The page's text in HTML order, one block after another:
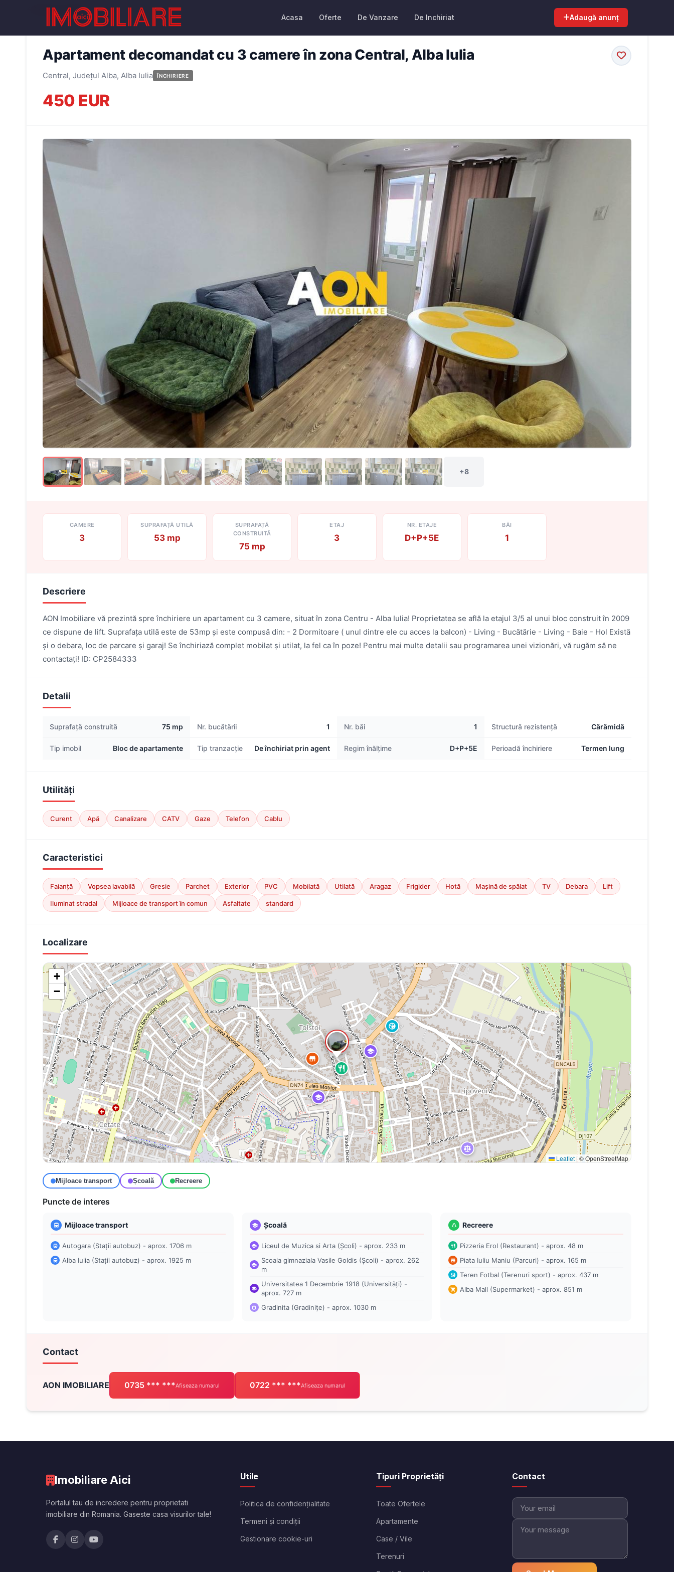
Acasa Oferte De Vanzare De Inchiriat Adaugă anunț
← Înapoi la oferte
Apartament decomandat cu 3 camere în zona Central, Alba Iulia
Central, Județul Alba, Alba Iulia ÎNCHIRIERE
450 EUR
+8
CAMERE
3
SUPRAFAȚĂ UTILĂ
53 mp
SUPRAFAȚĂ
CONSTRUITĂ
75 mp
ETAJ
3
NR. ETAJE
D+P+5E
BĂI
1
Descriere
AON Imobiliare vă prezintă spre închiriere un apartament cu 3 camere, situat în zona Centru - Alba Iulia! Proprietatea se află la etajul 3/5 al unui bloc construit în 2009
ce dispune de lift. Suprafața utilă este de 53mp și este compusă din: - 2 Dormitoare ( unul dintre ele cu acces la balcon) - Living - Bucătărie - Living - Baie - Hol Există
și o debara, loc de parcare și garaj! Se închiriază complet mobilat și utilat, la fel ca în poze! Pentru mai multe detalii sau programarea unei vizionări, vă rugăm să ne
contactați! ID: CP2584333
Detalii
Suprafață construită 75 mp Nr. bucătării 1 Nr. băi 1 Structură rezistență Cărămidă
Tip imobil Bloc de apartamente Tip tranzacție De închiriat prin agent Regim înălțime D+P+5E Perioadă închiriere Termen lung
Utilități
Curent Apă Canalizare CATV Gaze Telefon Cablu
Caracteristici
Faianță Vopsea lavabilă Gresie Parchet Exterior PVC Mobilată Utilată Aragaz Frigider Hotă Mașină de spălat TV Debara Lift
Iluminat stradal Mijloace de transport în comun Asfaltate standard
Localizare
+
−
Leaflet | © OpenStreetMap
Mijloace transport Școală Recreere
Puncte de interes
Mijloace transport
Autogara (Stații autobuz) - aprox. 1706 m
Alba Iulia (Stații autobuz) - aprox. 1925 m
Școală
Liceul de Muzica si Arta (Școli) - aprox. 233 m
Scoala gimnaziala Vasile Goldis (Școli) - aprox. 262
m
Universitatea 1 Decembrie 1918 (Universități) -
aprox. 727 m
Gradinita (Gradinițe) - aprox. 1030 m
Recreere
Pizzeria Erol (Restaurant) - aprox. 48 m
Piata Iuliu Maniu (Parcuri) - aprox. 165 m
Teren Fotbal (Terenuri sport) - aprox. 437 m
Alba Mall (Supermarket) - aprox. 851 m
Contact
AON IMOBILIARE 0735 *** ***Afiseaza numarul 0722 *** ***Afiseaza numarul
Imobiliare Aici
Portalul tau de incredere pentru proprietati
imobiliare din Romania. Gaseste casa visurilor tale!
Utile
Politica de confidențialitate
Termeni și condiții
Gestionare cookie-uri
Tipuri Proprietăți
Toate Ofertele
Apartamente
Case / Vile
Terenuri
Contact